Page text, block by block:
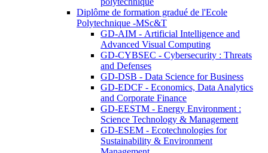
Diplôme de formation gradué de l'Ecole
Polytechnique -MSc&T
GD-AIM - Artificial Intelligence and
Advanced Visual Computing
GD-CYBSEC - Cybersecurity : Threats
and Defenses
GD-DSB - Data Science for Business
GD-EDCF - Economics, Data Analytics
and Corporate Finance
GD-EESTM - Energy Environment :
Science Technology & Management
GD-ESEM - Ecotechnologies for
Sustainability & Environment